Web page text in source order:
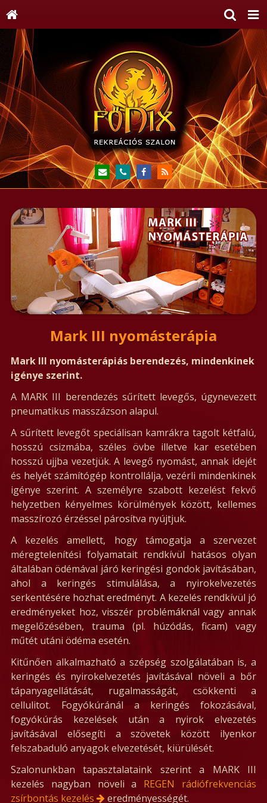
Mark III nyomásterápia
Mark III nyomásterápiás berendezés, mindenkinek
igénye szerint.
A MARK III berendezés sűrített levegős, úgynevezett
pneumatikus masszázson alapul.
A sűrített levegőt speciálisan kamrákra tagolt kétfalú,
hosszú csizmába, széles övbe illetve kar esetében
hosszú ujjba vezetjük. A levegő nyomást, annak idejét
és helyét számítógép kontrollálja, vezérli mindenkinek
igénye szerint. A személyre szabott kezelést fekvő
helyzetben kényelmes körülmények között, kellemes
masszírozó érzéssel párosítva nyújtjuk.
A kezelés amellett, hogy támogatja a szervezet
méregtelenítési folyamatait rendkívül hatásos olyan
általában ödémával járó keringési gondok javításában,
ahol a keringés stimulálása, a nyirokelvezetés
serkentésére hozhat eredményt. A kezelés rendkívül jó
eredményeket hoz, visszér problémáknál vagy annak
megelőzésében, trauma (pl. húzódás, ficam) vagy
műtét utáni ödéma esetén.
Kitűnően alkalmazható a szépség szolgálatában is, a
keringés és nyirokelvezetés javításával növeli a bőr
tápanyagellátását, rugalmasságát, csökkenti a
cellulitot. Fogyókúránál a keringés fokozásával,
fogyókúrás kezelések után a nyirok elvezetés
javításával elősegíti a szövetek között ilyenkor
felszabaduló anyagok elvezetését, kiürülését.
Szalonunkban tapasztalataink szerint a MARK III
kezelés nagyban növeli a REGEN rádiófrekvenciás
zsírbontás kezelés
eredményességét.